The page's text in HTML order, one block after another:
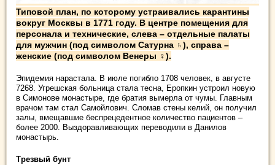
Типовой план, по которому устраивались карантины
вокруг Москвы в 1771 году. В центре помещения для
персонала и технические, слева – отдельные палаты
для мужчин (под символом Сатурна ♄), справа –
женские (под символом Венеры ♀).
Эпидемия нарастала. В июле погибло 1708 человек, в августе
7268. Угрешская больница стала тесна, Еропкин устроил новую
в Симонове монастыре, где братия вымерла от чумы. Главным
врачом там стал Самойлович. Сломав стены келий, он получил
залы, вмещавшие беспрецедентное количество пациентов –
более 2000. Выздоравливающих переводили в Данилов
монастырь.
Трезвый бунт